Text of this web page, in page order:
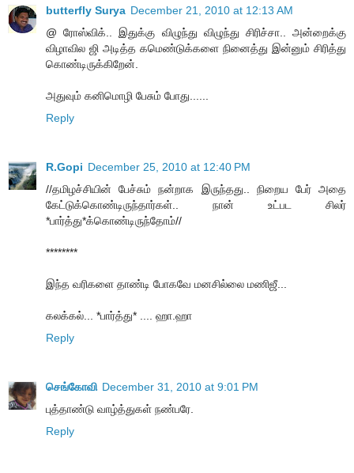
butterfly Surya December 21, 2010 at 12:13 AM
@ ரோஸ்விக்.. இதுக்கு விழுந்து விழுந்து சிரிச்சா.. அன்றைக்கு
விழாவில ஜி அடித்த கமெண்டுக்களை நினைத்து இன்னும் சிரித்து
கொண்டிருக்கிறேன்.
அதுவும் கனிமொழி பேசும் போது......
Reply
R.Gopi December 25, 2010 at 12:40 PM
//தமிழச்சியின் பேச்சும் நன்றாக இருந்தது.. நிறைய பேர் அதை
கேட்டுக்கொண்டிருந்தார்கள்.. நான் உட்பட சிலர்
*பார்த்து*க்கொண்டிருந்தோம்//
********
இந்த வரிகளை தாண்டி போகவே மனசில்லை மணிஜீ...
கலக்கல்... *பார்த்து* .... ஹா.ஹா
Reply
செங்கோவி December 31, 2010 at 9:01 PM
புத்தாண்டு வாழ்த்துகள் நண்பரே.
Reply